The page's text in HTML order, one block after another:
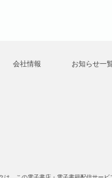
会社情報 お知らせ一